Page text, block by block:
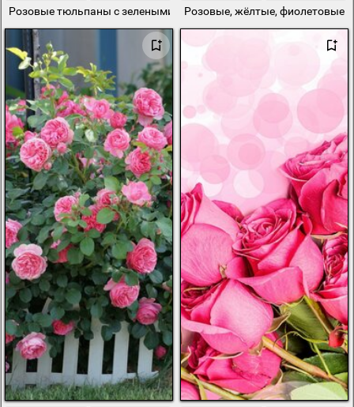
Розовые тюльпаны с зелеными листьями на фоне шелковой
Розовые, жёлтые, фиолетовые